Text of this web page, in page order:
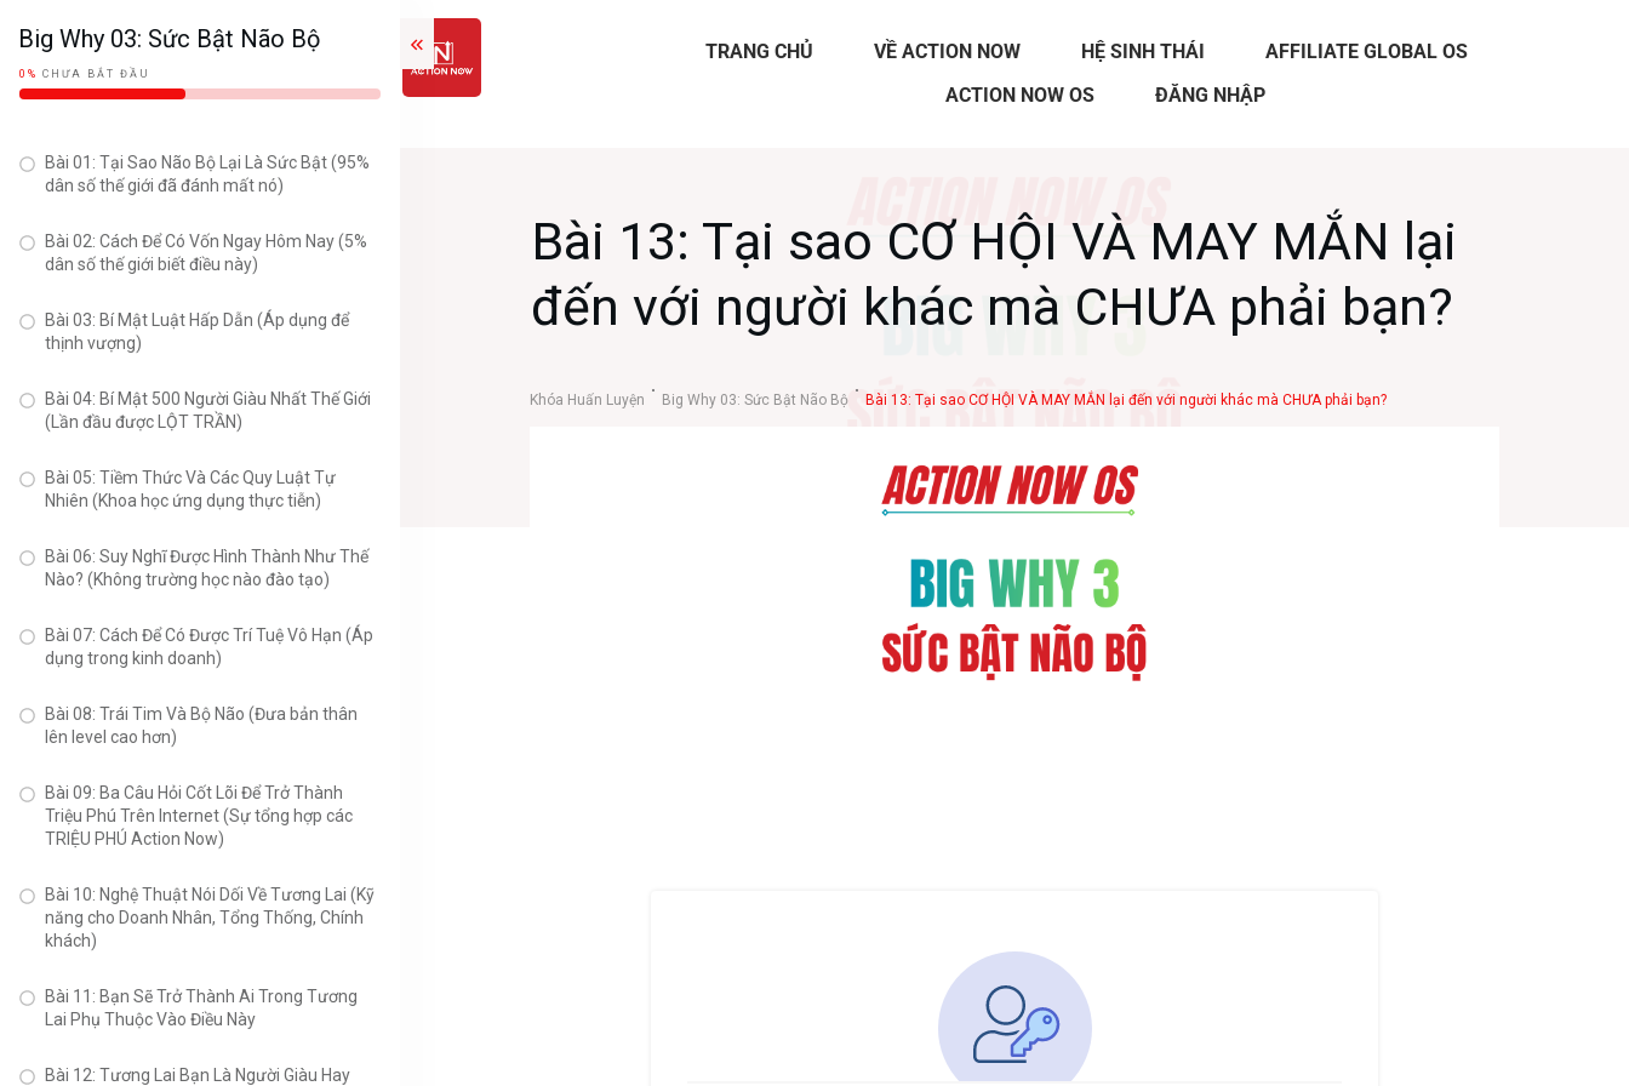
TRANG CHỦ VỀ ACTION NOW HỆ SINH THÁI
AFFILIATE GLOBAL OS
ACTION NOW OS
ĐĂNG NHẬP
Bài 13: Tại sao CƠ HỘI VÀ MAY MẮN lại
đến với người khác mà CHƯA phải bạn?
Khóa Huấn Luyện Big Why 03: Sức Bật Não Bộ Bài 13: Tại sao CƠ HỘI VÀ MAY MẮN lại đến với người khác mà CHƯA phải bạn?
Big Why 03: Sức Bật Não Bộ
0% CHƯA BẮT ĐẦU
Bài 01: Tại Sao Não Bộ Lại Là Sức Bật (95%
dân số thế giới đã đánh mất nó)
Bài 02: Cách Để Có Vốn Ngay Hôm Nay (5%
dân số thế giới biết điều này)
Bài 03: Bí Mật Luật Hấp Dẫn (Áp dụng để
thịnh vượng)
Bài 04: Bí Mật 500 Người Giàu Nhất Thế Giới
(Lần đầu được LỘT TRẦN)
Bài 05: Tiềm Thức Và Các Quy Luật Tự
Nhiên (Khoa học ứng dụng thực tiễn)
Bài 06: Suy Nghĩ Được Hình Thành Như Thế
Nào? (Không trường học nào đào tạo)
Bài 07: Cách Để Có Được Trí Tuệ Vô Hạn (Áp
dụng trong kinh doanh)
Bài 08: Trái Tim Và Bộ Não (Đưa bản thân
lên level cao hơn)
Bài 09: Ba Câu Hỏi Cốt Lõi Để Trở Thành
Triệu Phú Trên Internet (Sự tổng hợp các
TRIỆU PHÚ Action Now)
Bài 10: Nghệ Thuật Nói Dối Về Tương Lai (Kỹ
năng cho Doanh Nhân, Tổng Thống, Chính
khách)
Bài 11: Bạn Sẽ Trở Thành Ai Trong Tương
Lai Phụ Thuộc Vào Điều Này
Bài 12: Tương Lai Bạn Là Người Giàu Hay